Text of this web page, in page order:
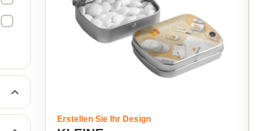
Erstellen Sie Ihr Design